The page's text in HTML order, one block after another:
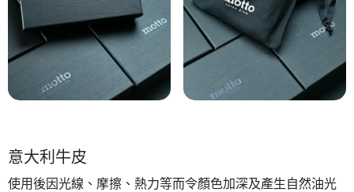
意大利牛皮
使用後因光線、摩擦、熱力等而令顏色加深及產生自然油光